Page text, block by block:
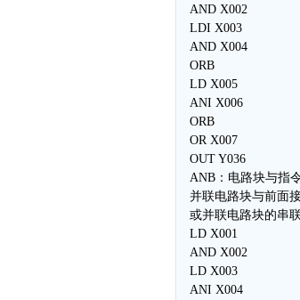
AND X002
LDI X003
AND X004
ORB
LD X005
ANI X006
ORB
OR X007
OUT Y036
ANB：电路块与指
并联电路块与前面
或并联电路块的串联
LD X001
AND X002
LD X003
ANI X004